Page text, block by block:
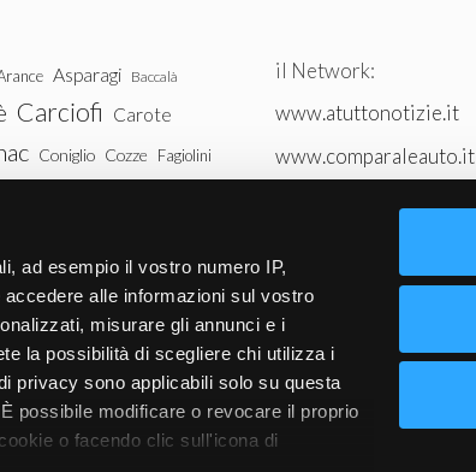
ad esempio il vostro numero IP,
alle informazioni sul vostro
misurare gli annunci e i
la possibilità di scegliere chi utilizza i
privacy sono applicabili solo su questa
possibile modificare o revocare il proprio
o facendo clic sull'icona di
Asparagi Baccalà
Carciofi Carote
Coniglio Cozze Fagiolini
Pollo
Rum
Uova Vitello
Zucchine
il Network:
www.atuttonotizie.it
www.comparaleauto.it